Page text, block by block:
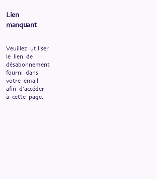
Lien
manquant
Veuillez utiliser
le lien de
désabonnement
fourni dans
votre email
afin d'accéder
à cette page.